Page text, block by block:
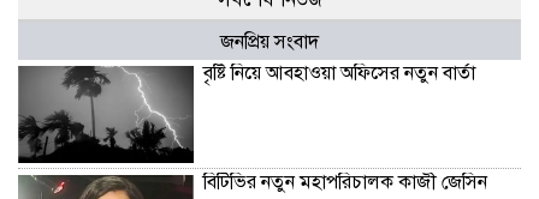
জনপ্রিয় সংবাদ
বৃষ্টি নিয়ে আবহাওয়া অফিসের নতুন বার্তা
বিটিভির নতুন মহাপরিচালক কাজী জেসিন